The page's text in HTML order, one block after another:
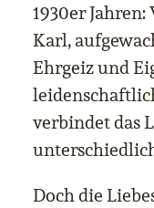
1930er
Karl,
Ehrgeiz und
verbindet das
Doch die